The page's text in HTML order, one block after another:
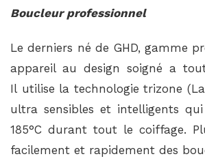
Boucleur professionnel
Le derniers né de GHD, gamme
appareil au design soigné a
Il utilise la technologie trizone
ultra sensibles et intelligents
185°C durant tout le coiffage.
facilement et rapidement des